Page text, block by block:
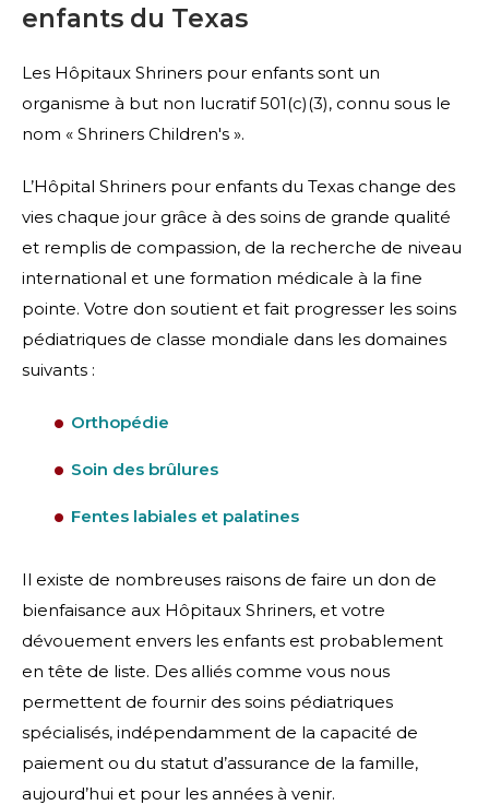
enfants du Texas
Les Hôpitaux Shriners pour enfants sont un
organisme à but non lucratif 501(c)(3), connu sous le
nom « Shriners Children's ».
L’Hôpital Shriners pour enfants du Texas change des
vies chaque jour grâce à des soins de grande qualité
et remplis de compassion, de la recherche de niveau
international et une formation médicale à la fine
pointe. Votre don soutient et fait progresser les soins
pédiatriques de classe mondiale dans les domaines
suivants :
Orthopédie
Soin des brûlures
Fentes labiales et palatines
Il existe de nombreuses raisons de faire un don de
bienfaisance aux Hôpitaux Shriners, et votre
dévouement envers les enfants est probablement
en tête de liste. Des alliés comme vous nous
permettent de fournir des soins pédiatriques
spécialisés, indépendamment de la capacité de
paiement ou du statut d’assurance de la famille,
aujourd’hui et pour les années à venir.